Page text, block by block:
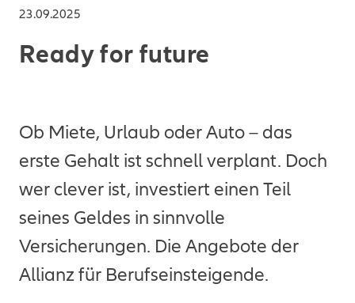
23.09.2025
Ready for future
Ob Miete, Urlaub oder Auto – das
erste Gehalt ist schnell verplant. Doch
wer clever ist, investiert einen Teil
seines Geldes in sinnvolle
Versicherungen. Die Angebote der
Allianzfür Berufseinsteigende.